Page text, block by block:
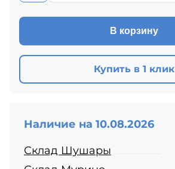
В корзину
Купить в 1 клик
Наличие на 10.08.2026
Склад Шушары